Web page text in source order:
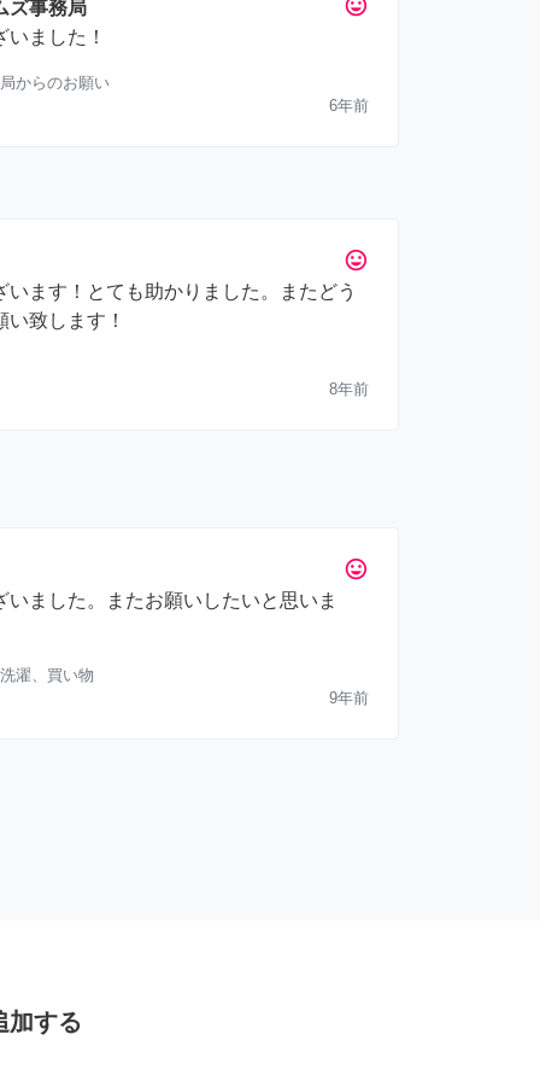
tag_faces
ズ事務局
いました！
からのお願い
6年前
tag_faces
います！とても助かりました。またどう
致します！
8年前
tag_faces
いました。またお願いしたいと思いま
濯、買い物
9年前
加する